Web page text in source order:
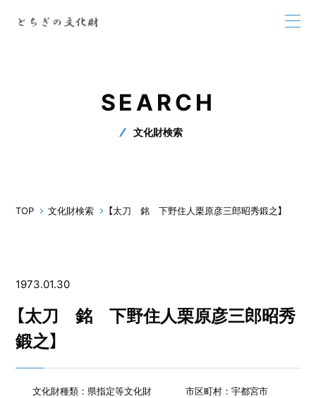
SEARCH
文化財検索
TOP 文化財検索 【太刀 銘 下野住人栗原彦三郎昭秀鍛之】
1973.01.30
【太刀 銘 下野住人栗原彦三郎昭秀
鍛之】
文化財種類：県指定等文化財
市区町村：宇都宮市